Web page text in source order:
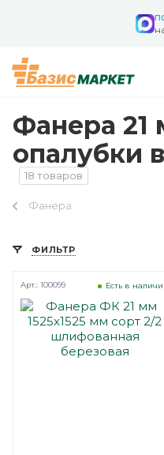
Фанера 21
опалубки
18 товаров
Фанера
ФИЛЬТР
Есть в
Арт.: 100099